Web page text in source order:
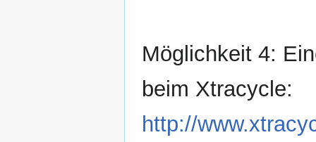
Möglichkeit 4:
beim Xtracycle:
http://